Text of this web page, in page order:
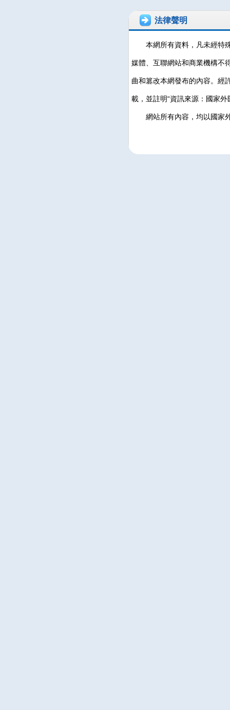
法律聲明
本網所有資料，凡未經特
媒體、互聯網站和商業機構不
曲和篡改本網發布的內容。經
載，並註明“資訊來源：國家
網站所有內容，均以國家